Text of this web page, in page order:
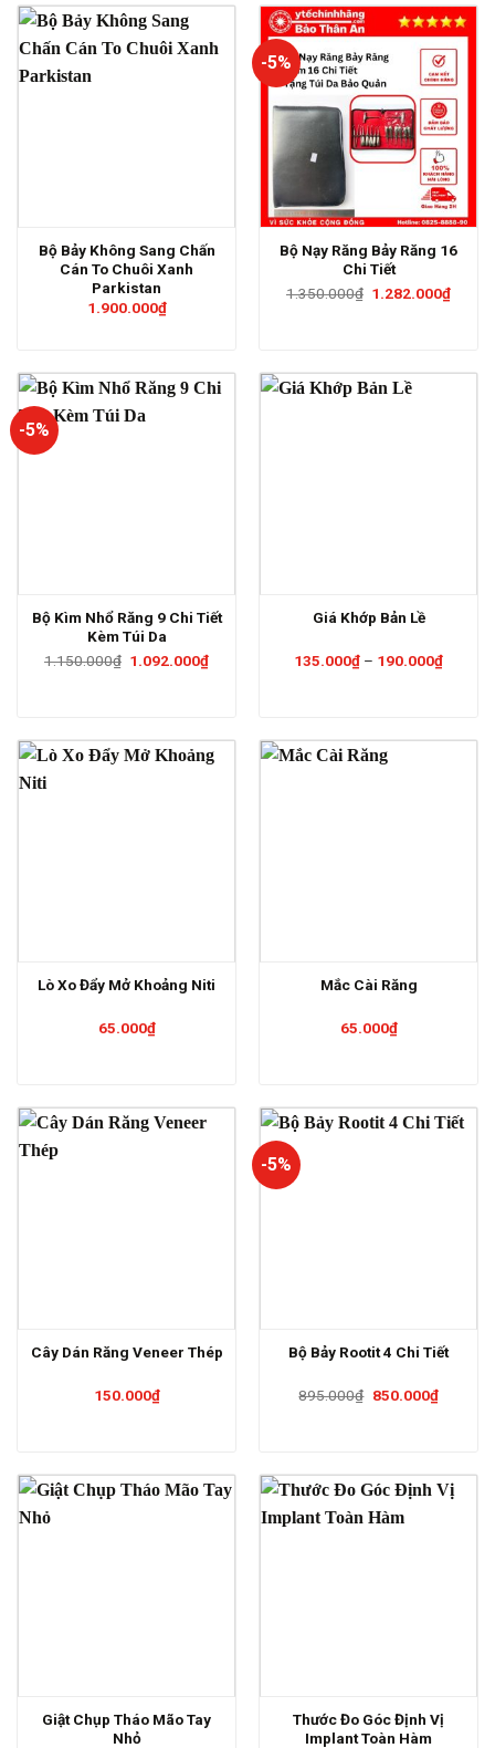
Bộ Bảy Không Sang Chấn
Cán To Chuôi Xanh
Parkistan
1.900.000₫
-5%
Bộ Nạy Răng Bảy Răng 16
Chi Tiết
1.350.000₫ Giá
1.282.000₫Giá
-5%
Bộ Kìm Nhổ Răng 9 Chi Tiết
Kèm Túi Da
1.150.000₫ Giá
1.092.000₫Giá
Giá Khớp Bản Lề
135.000₫ – 190.000₫Khoảng
Lò Xo Đẩy Mở Khoảng Niti
65.000₫
Mắc Cài Răng
65.000₫
Cây Dán Răng Veneer Thép
150.000₫
-5%
Bộ Bảy Rootit 4 Chi Tiết
895.000₫ Giá
850.000₫Giá
hiện
Giật Chụp Tháo Mão Tay
Nhỏ
Thước Đo Góc Định Vị
Implant Toàn Hàm